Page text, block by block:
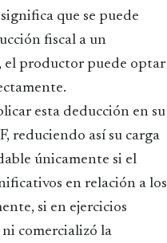
que se puede
fiscal a un
el productor puede optar
esta deducción en su
reduciendo así su carga
únicamente si el
en relación a los
si en ejercicios
comercializó la